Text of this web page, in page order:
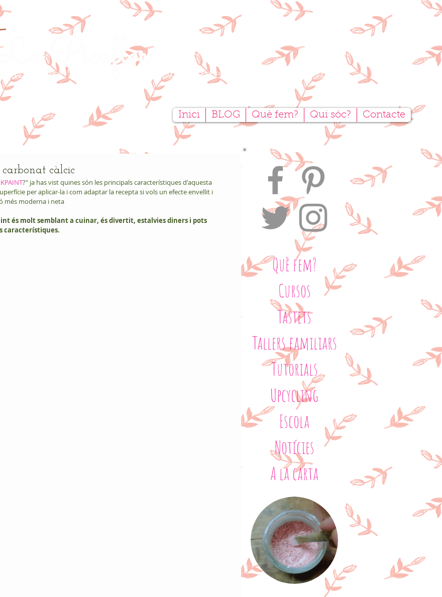
Picaflor
de Mobles Creativitat artesanal
Inici BLOG Què fem? Qui sóc? Contacte
càlcic
?" ja has vist quines són les principals característiques d'aquesta
per aplicar-la i com adaptar la recepta si vols un efecte envellit i
més moderna i neta
és molt semblant a cuinar, és divertit, estalvies diners i pots
característiques.
Què fem?
Cursos
Tastets
Tallers familiars
Tutorials
Upcycling
Escola
Notícies
A la carta